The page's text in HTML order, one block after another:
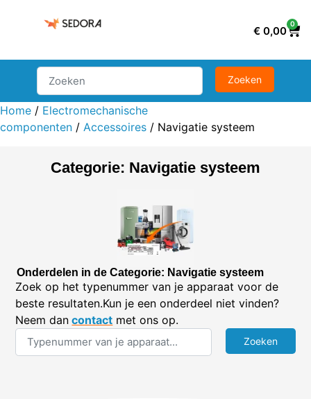
€ 0,00
0
Home / Electromechanische
componenten / Accessoires / Navigatie systeem
Categorie: Navigatie systeem
Onderdelen in de Categorie: Navigatie systeem
Zoek op het typenummer van je apparaat voor de
beste resultaten.Kun je een onderdeel niet vinden?
Neem dan contact met ons op.